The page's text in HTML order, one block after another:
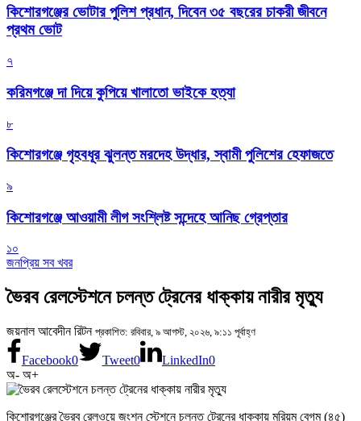
কিশোরগঞ্জের ভোটার পুলিশ প্রধান, দিবেন ৩৫ বছরের চাকরী জীবনে
প্রথম ভোট
৭
করিমগঞ্জে দা দিয়ে কুপিয়ে খালাতো ভাইকে হত্যা
৮
কিশোরগঞ্জে গৃহবধূর ঝুলন্ত মরদেহ উদ্ধার, স্বামী পুলিশের হেফাজতে
৯
কিশোরগঞ্জে আওয়ামী লীগ সংশ্লিষ্ট সন্দেহে আনিছ গ্রেপ্তার
১০
জনপ্রিয় সব খবর
ভৈরব রেলস্টেশনে চলন্ত ট্রেনের ধাক্কায় নারীর মৃত্যু
জয়নাল আবেদীন রিটন প্রকাশিত: রবিবার, ৯ আগস্ট, ২০২৬, ৯:১১ পূর্বাহ্ণ
Facebook0 Tweet0 LinkedIn0
অ- অ+
কিশোরগঞ্জের ভৈরব রেলওয়ে জংশন স্টেশনে চলন্ত ট্রেনের ধাক্কায় মরিয়ম বেগম (৪৫)